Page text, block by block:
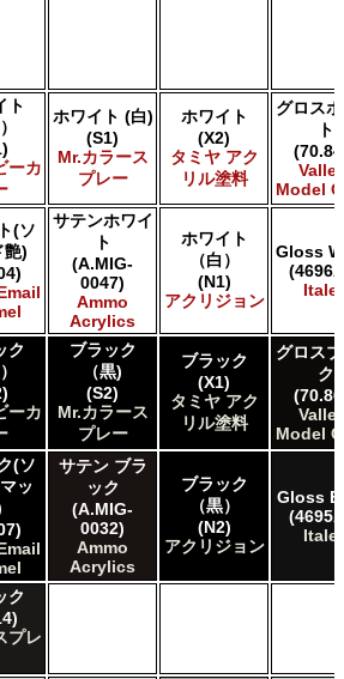
して、同等の色を見つけやすくしま
AK 3rd Gen Acrylics
AK Acrylics
AK Real Color
II
Ammo Acrylics
Game Air
Vallejo Game Color
Vallejo Liquid Gold
Vallejo Mecha Color
Vallejo Metal Color
Vallejo Model Air
Vallejo Model Color
Vallejo Panzer Aces
Hataka
Hobbies Humbrol Acrylic
Hobbies Humbrol Enamel
Models
Revell Aqua Color Acrylic
Revell Email Enamel
ト
ーカ
ホワイト (白)
(S1)
Mr.カラース
プレー
ホワイト
(X2)
タミヤ アク
リル塗料
グロス
ト
Model
(ソ
艶)
サテンホワイ
ト
(A.MIG-
0047)
Ammo
Acrylics
ホワイト
（白）
(N1)
アクリジョン
Gloss
ク
ーカ
ブラック
（黒)
(S2)
Mr.カラース
プレー
ブラック
(X1)
タミヤ アク
リル塗料
グロス
ク
Model
(ソ
ッ
サテン ブラ
ック
(A.MIG-
0032)
Ammo
Acrylics
ブラック
（黒）
(N2)
アクリジョン
Gloss
ク
プレ